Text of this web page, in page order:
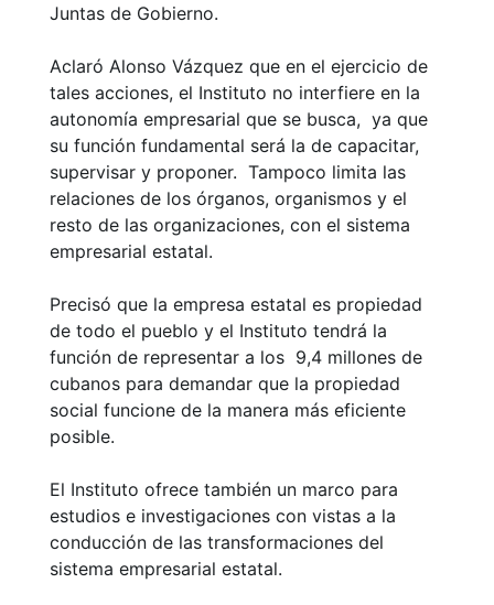
Juntas de Gobierno.
Aclaró Alonso Vázquez que en el ejercicio de
tales acciones, el Instituto no interfiere en la
autonomía empresarial que se busca, ya que
su función fundamental será la de capacitar,
supervisar y proponer. Tampoco limita las
relaciones de los órganos, organismos y el
resto de las organizaciones, con el sistema
empresarial estatal.
Precisó que la empresa estatal es propiedad
de todo el pueblo y el Instituto tendrá la
función de representar a los 9,4 millones de
cubanos para demandar que la propiedad
social funcione de la manera más eficiente
posible.
El Instituto ofrece también un marco para
estudios e investigaciones con vistas a la
conducción de las transformaciones del
sistema empresarial estatal.